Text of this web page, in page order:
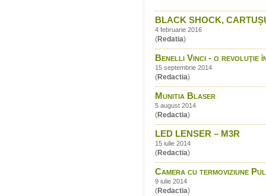
BLACK SHOCK,
4 februarie 2016
(Redatia)
Benelli Vinci - o revoluţie
15 septembrie 2014
(Redactia)
Munitia Blaser
5 august 2014
(Redactia)
LED LENSER – M3R
15 iulie 2014
(Redactia)
Camera cu termoviziune
9 iulie 2014
(Redactia)